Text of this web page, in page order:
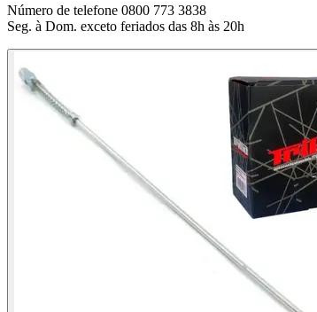
Número de telefone 0800 773 3838
Seg. à Dom. exceto feriados das 8h às 20h